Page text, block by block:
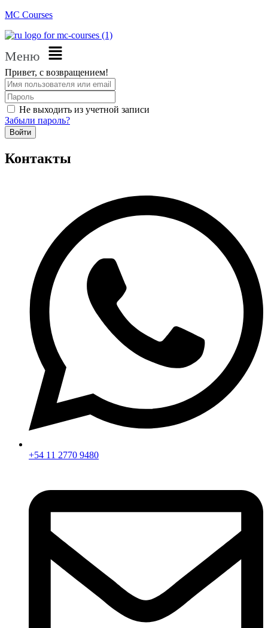
MC Courses
Меню
Привет, с возвращением!
Не выходить из учетной записи
Забыли пароль?
Войти
Контакты
+54 11 2770 9480